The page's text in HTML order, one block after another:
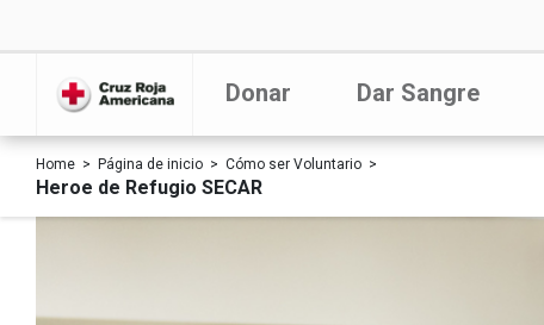
Donar Dar Sangre
Home Página de inicio Cómo ser Voluntario
Heroe de Refugio SECAR